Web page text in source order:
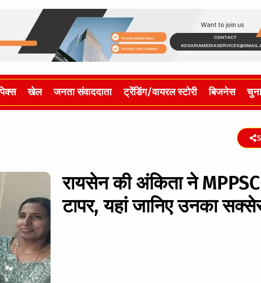
खेल जनता संवाददाता ट्रेंडिंग/वायरल स्टोरी बिजनेस
रायसेन की अंकिता ने
टापर, यहां जानिए उनका